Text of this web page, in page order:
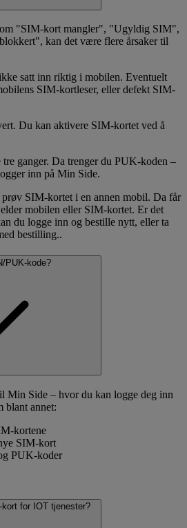
"SIM-kort mangler", "Ugyldig SIM",
kan det være flere årsaker til
satt inn riktig i mobilen. Eventuelt
SIM-kortleser, eller defekt SIM-
Du kan aktivere SIM-kortet ved å
ganger. Da trenger du PUK-koden –
inn på Min Side.
SIM-kortet i en annen mobil. Da får
mobilen eller SIM-kortet. Er det
du logge inn og bestille nytt, eller ta
bestilling..
PUK-kode?
Min Side – hvor du kan logge deg inn
blant annet:
kortene
SIM-kort
PUK-koder
for IOT tjenester?